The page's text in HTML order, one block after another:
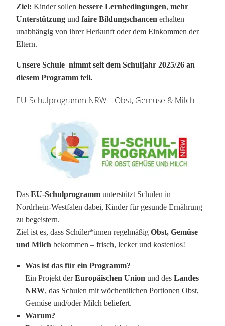
Ziel: Kinder sollen bessere Lernbedingungen, mehr
Unterstützung und faire Bildungschancen erhalten –
unabhängig von ihrer Herkunft oder dem Einkommen der
Eltern.
Unsere Schule nimmt seit dem Schuljahr 2025/26 an
diesem Programm teil.
EU-Schulprogramm NRW – Obst, Gemüse & Milch
Das EU-Schulprogramm unterstützt Schulen in
Nordrhein-Westfalen dabei, Kinder für gesunde Ernährung
zu begeistern.
Ziel ist es, dass Schüler*innen regelmäßig Obst, Gemüse
und Milch bekommen – frisch, lecker und kostenlos!
Was ist das für ein Programm?
Ein Projekt derEuropäischen Union und des Landes
NRW, das Schulen mit wöchentlichen Portionen Obst,
Gemüse und/oder Milch beliefert.
Warum?